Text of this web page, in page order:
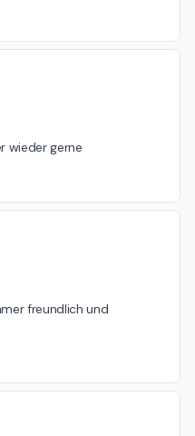
wieder gerne
freundlich und